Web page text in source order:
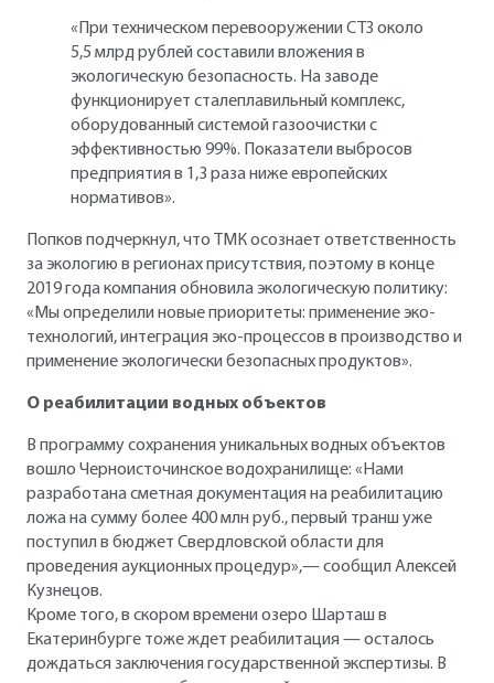
«При техническом перевооружении СТЗ около
5,5 млрд рублей составили вложения в
экологическую безопасность. На заводе
функционирует сталеплавильный комплекс,
оборудованный системой газоочистки с
эффективностью 99%. Показатели выбросов
предприятия в 1,3 раза ниже европейских
нормативов».
Попков подчеркнул, что ТМК осознает ответственность
за экологию в регионах присутствия, поэтому в конце
2019 года компания обновила экологическую политику:
«Мы определили новые приоритеты: применение эко-
технологий, интеграция эко-процессов в производство и
применение экологически безопасных продуктов».
О реабилитации водных объектов
В программу сохранения уникальных водных объектов
вошло Черноисточинское водохранилище: «Нами
разработана сметная документация на реабилитацию
ложа на сумму более 400 млн руб., первый транш уже
поступил в бюджет Свердловской области для
проведения аукционных процедур»,— сообщил Алексей
Кузнецов.
Кроме того, в скором времени озеро Шарташ в
Екатеринбурге тоже ждет реабилитация — осталось
дождаться заключения государственной экспертизы. В